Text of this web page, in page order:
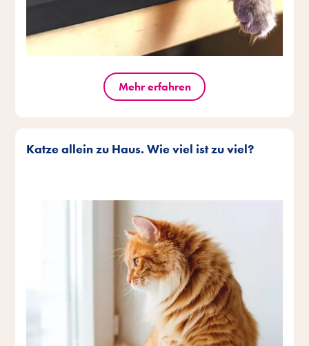
Mehr erfahren
Katze allein zu Haus. Wie viel ist zu viel?